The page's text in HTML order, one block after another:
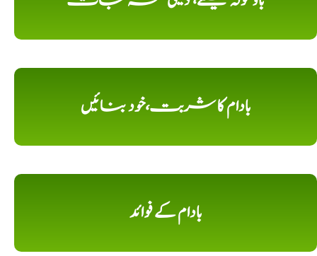
بادام کا شربت،خود بنائیں
بادام کے فوائد